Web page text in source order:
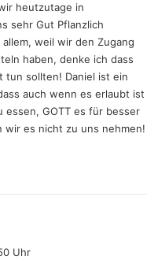
heutzutage in
sehr Gut Pflanzlich
weil wir den Zugang
haben, denke ich dass
tun sollten! Daniel ist ein
auch wenn es erlaubt ist
essen, GOTT es für besser
wir es nicht zu uns nehmen!
Uhr